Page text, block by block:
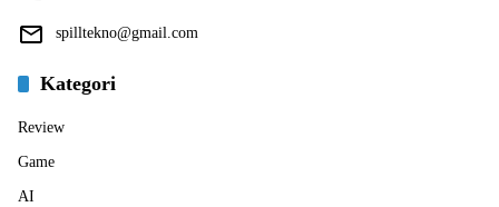
spilltekno@gmail.com
Kategori
Review
Game
AI